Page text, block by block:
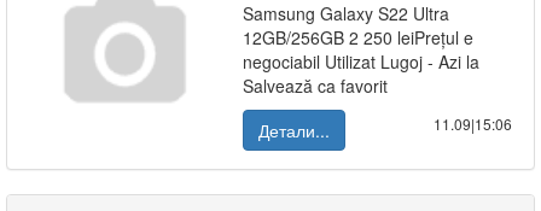
Samsung Galaxy S22 Ultra
12GB/256GB 2 250 leiPrețul e
negociabil Utilizat Lugoj - Azi la
Salvează ca favorit
Детали...
11.09|15:06